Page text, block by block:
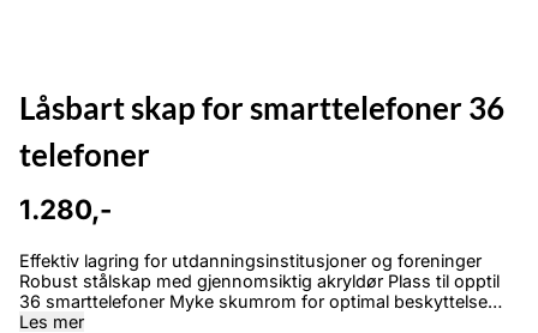
Låsbart skap for smarttelefoner 36
telefoner
1.280,-
Effektiv lagring for utdanningsinstitusjoner og foreninger
Robust stålskap med gjennomsiktig akryldør Plass til opptil
36 smarttelefoner Myke skumrom for optimal beskyttelse
individuelle, nummererte rom for dod oversikt Rask tilgang til
Les mer